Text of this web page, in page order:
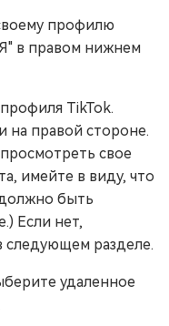
профилю
в правом нижнем
TikTok.
на правой стороне.
свое
имейте в виду, что
быть
Если нет,
следующем разделе.
удаленное